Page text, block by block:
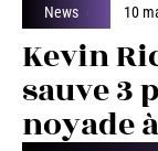
News 10
Kevin
sauve 3
noyade